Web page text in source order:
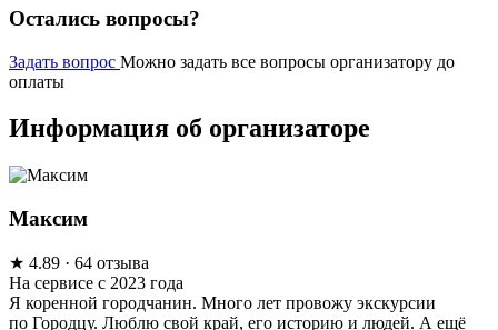
Остались вопросы?
Задать вопрос Можно задать все вопросы организатору до
оплаты
Информация об организаторе
Максим
★ 4.89 · 64 отзыва
На сервисе с 2023 года
Я коренной городчанин. Много лет провожу экскурсии
по Городцу. Люблю свой край, его историю и людей. А ещё